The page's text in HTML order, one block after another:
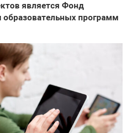
является Фонд
образовательных программ